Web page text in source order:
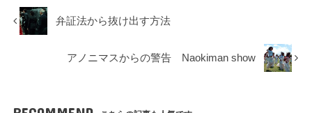
弁証法から抜け出す方法
アノニマスからの警告 Naokiman show